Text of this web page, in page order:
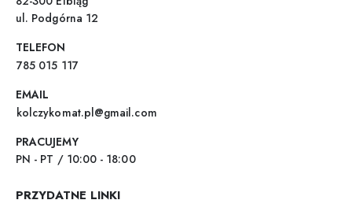
ul. Podgórna 12
TELEFON
785 015 117
EMAIL
kolczykomat.pl@gmail.com
PRACUJEMY
PN - PT / 10:00 - 18:00
PRZYDATNE LINKI